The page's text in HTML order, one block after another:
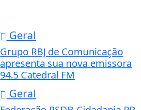
Geral
Grupo RBJ de Comunicação
apresenta sua nova emissora
94.5 Catedral FM
Geral